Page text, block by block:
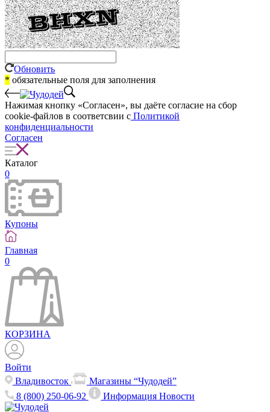
Обновить
* обязательные поля для заполнения
Нажимая кнопку «Согласен», вы даёте cогласие на сбор
cookie-файлов в соответсвии с Политикой
конфиденциальности
Согласен
Каталог
0
Купоны
Главная
0
КОРЗИНА
Войти
Владивосток
Магазины “Чудодей”
8 (800) 250-06-92
ИнформацияНовости